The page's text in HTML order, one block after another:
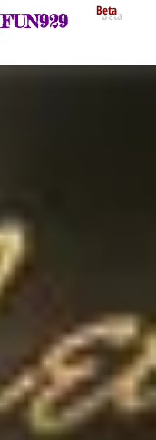
FUN929 Beta